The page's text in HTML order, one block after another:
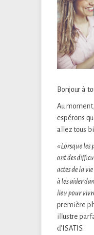
Bonjour à
Au
espérons
allez tous
« Lorsque les
ont des
actes de la
à les aider
lieu pour
première
illustre
d’ISATIS.